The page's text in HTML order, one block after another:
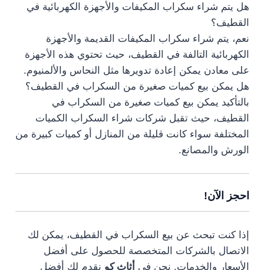
هل يتم شراء سكراب المكيفات والأجهزة الكهربائية في
القطيف؟
نعم، يتم شراء سكراب المكيفات القديمة والأجهزة
الكهربائية التالفة في القطيف، حيث تحتوي هذه الأجهزة
على معادن يمكن إعادة تدويرها مثل النحاس والألمنيوم.
هل يمكن بيع كميات صغيرة من السكراب في القطيف؟
بالتأكيد يمكن بيع كميات صغيرة من السكراب في
القطيف، حيث تقبل شركات شراء السكراب الكميات
المختلفة سواء كانت قليلة من المنازل أو كميات كبيرة من
الورش والمصانع.
احجز الآن!
إذا كنت تبحث عن بيع السكراب في القطيف، يمكن لك
الاتصال بالشركات المتخصصة للحصول على أفضل
الأسعار والخدمات. نحن فيأثاث كو نقدم لك أفضل